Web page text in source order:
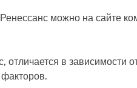
можно на сайте
в зависимости